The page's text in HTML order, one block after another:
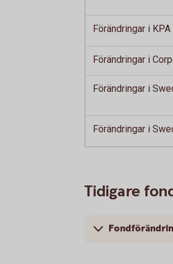
Förändringar i
Förändringar i
Förändringar i
Förändringar i
Tidigare